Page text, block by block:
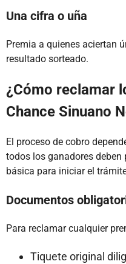
Una cifra o uña
Premia a quienes aciertan
resultado sorteado.
¿Cómo reclamar
Chance Sinuano
El proceso de cobro
todos los ganadores
básica para iniciar el
Documentos
Para reclamar cualquier
Tiquete original